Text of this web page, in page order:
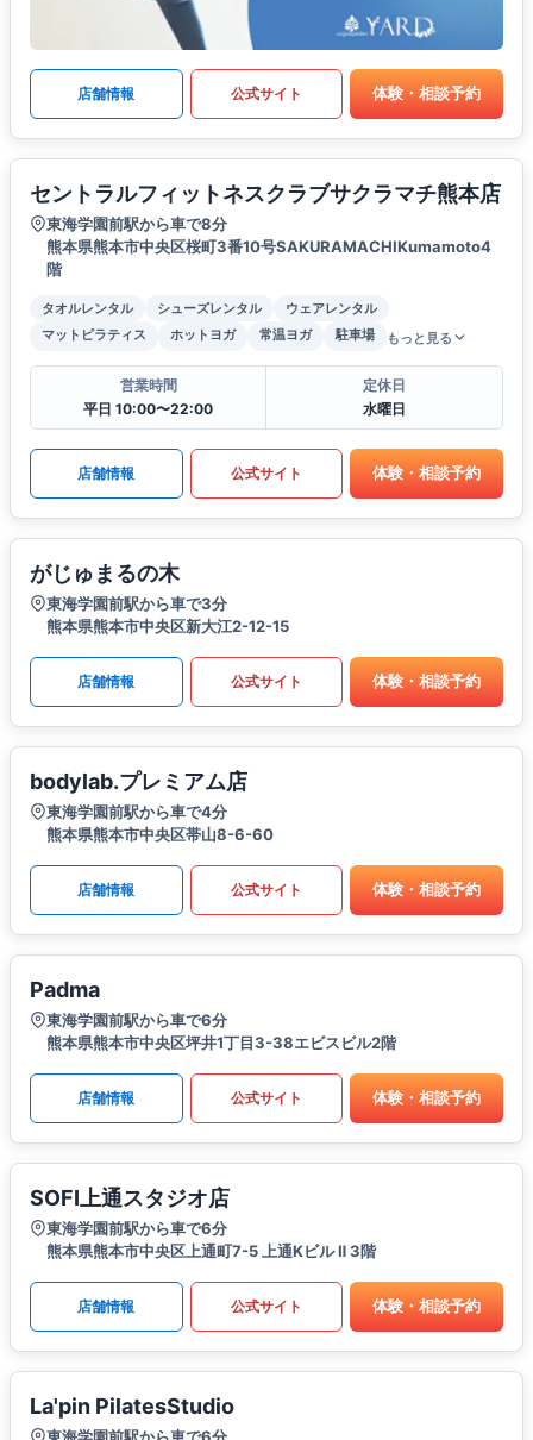
店舗情報 公式サイト 体験・相談予約
セントラルフィットネスクラブサクラマチ熊本店
東海学園前駅から車で8分
熊本県熊本市中央区桜町3番10号SAKURAMACHIKumamoto4
階
タオルレンタル シューズレンタル
ウェアレンタル
マットピラティス
ホットヨガ 常温ヨガ 駐車場 もっと見る
営業時間
平日 10:00〜22:00
定休日
水曜日
店舗情報 公式サイト 体験・相談予約
がじゅまるの木
東海学園前駅から車で3分
熊本県熊本市中央区新大江2-12-15
店舗情報 公式サイト 体験・相談予約
bodylab.プレミアム店
東海学園前駅から車で4分
熊本県熊本市中央区帯山8-6-60
店舗情報 公式サイト 体験・相談予約
Padma
東海学園前駅から車で6分
熊本県熊本市中央区坪井1丁目3-38エビスビル2階
店舗情報 公式サイト 体験・相談予約
SOFI上通スタジオ店
東海学園前駅から車で6分
熊本県熊本市中央区上通町7-5 上通Kビル Ⅱ 3階
店舗情報 公式サイト 体験・相談予約
La'pin PilatesStudio